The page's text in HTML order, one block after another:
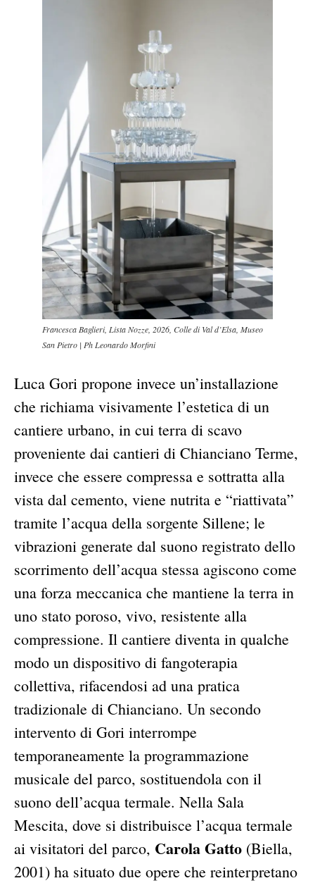
Francesca Baglieri, Lista Nozze, 2026, Colle di Val d’Elsa, Museo
San Pietro | Ph Leonardo Morfini
Luca Gori propone invece un’installazione
che richiama visivamente l’estetica di un
cantiere urbano, in cui terra di scavo
proveniente dai cantieri di Chianciano Terme,
invece che essere compressa e sottratta alla
vista dal cemento, viene nutrita e “riattivata”
tramite l’acqua della sorgente Sillene; le
vibrazioni generate dal suono registrato dello
scorrimento dell’acqua stessa agiscono come
una forza meccanica che mantiene la terra in
uno stato poroso, vivo, resistente alla
compressione. Il cantiere diventa in qualche
modo un dispositivo di fangoterapia
collettiva, rifacendosi ad una pratica
tradizionale di Chianciano. Un secondo
intervento di Gori interrompe
temporaneamente la programmazione
musicale del parco, sostituendola con il
suono dell’acqua termale. Nella Sala
Mescita, dove si distribuisce l’acqua termale
ai visitatori del parco, Carola Gatto (Biella,
2001) ha situato due opere che reinterpretano